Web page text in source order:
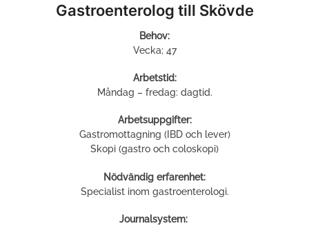
Gastroenterolog till Skövde
Behov:
Vecka; 47
Arbetstid:
Måndag – fredag: dagtid.
Arbetsuppgifter:
Gastromottagning (IBD och lever)
Skopi (gastro och coloskopi)
Nödvändig erfarenhet:
Specialist inom gastroenterologi.
Journalsystem: